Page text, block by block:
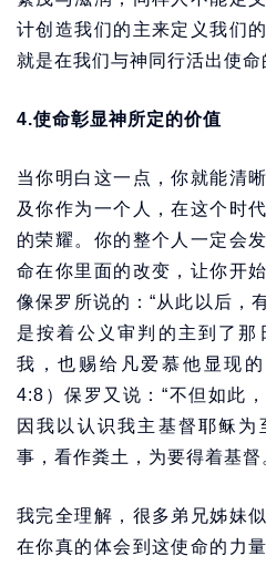
计创造我们的主来定义我们
就是在我们与神同行活出使命
4.使命彰显神所定的价值
当你明白这一点，你就能清
及你作为一个人，在这个时
的荣耀。你的整个人一定会
命在你里面的改变，让你开
像保罗所说的：“从此以后，
是按着公义审判的主到了
我，也赐给凡爱慕他显现
4:8）保罗又说：“不但如此
因我以认识我主基督耶稣
事，看作粪土，为要得着基督
我完全理解，很多弟兄姊妹
在你真的体会到这使命的力